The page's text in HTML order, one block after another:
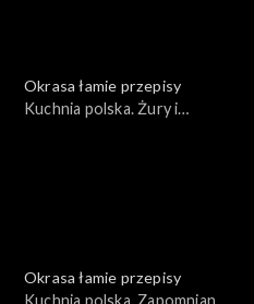
Okrasa łamie przepisy
Kuchnia polska. Żury i
Okrasa łamie przepisy
Kuchnia polska. Zapomniany